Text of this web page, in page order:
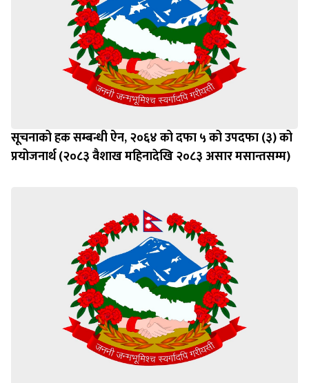
सूचनाको हक सम्बन्धी ऐन, २०६४ को दफा ५ को उपदफा (३) को
प्रयोजनार्थ (२०८३ वैशाख महिनादेखि २०८३ असार मसान्तसम्म)